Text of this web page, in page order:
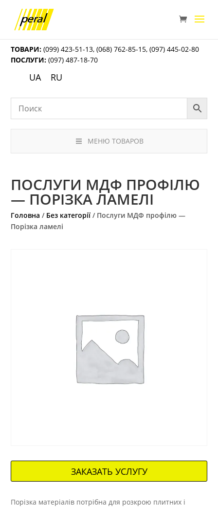
ТОВАРИ: (099) 423-51-13,(068) 762-85-15,(097) 445-02-80
ПОСЛУГИ: (097) 487-18-70
UA RU
МЕНЮ ТОВАРОВ
ПОСЛУГИ МДФ ПРОФІЛЮ
— ПОРІЗКА ЛАМЕЛІ
Головна / Без категорії / Послуги МДФ профілю —
Порізка ламелі
ЗАКАЗАТЬ УСЛУГУ
Порізка матеріалів потрібна для розкрою плитних і